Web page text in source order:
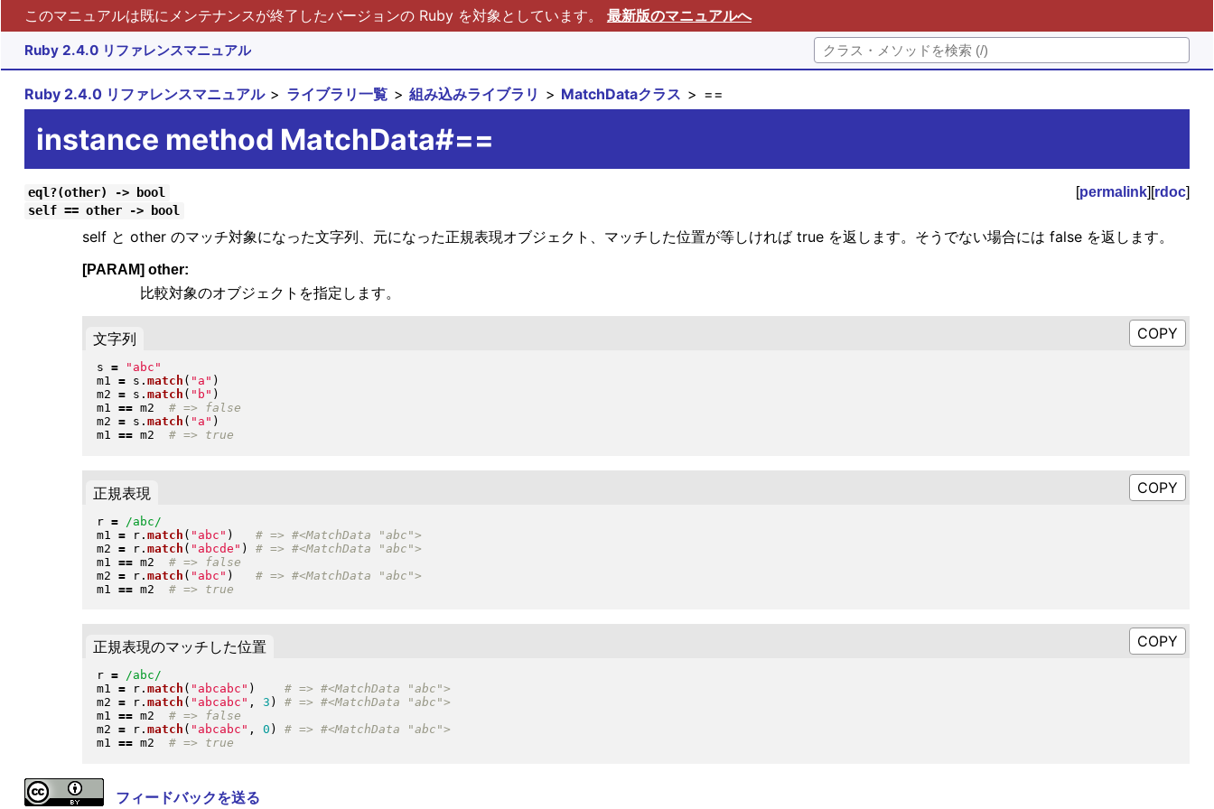
このマニュアルは既にメンテナンスが終了したバージョンの Ruby を対象としています。 最新版のマニュアルへ
Ruby 2.4.0 リファレンスマニュアル
Ruby 2.4.0 リファレンスマニュアル ライブラリ一覧 組み込みライブラリ MatchDataクラス ==
instance method MatchData#==
eql?(other) -> bool [permalink][rdoc]
self == other -> bool
self と other のマッチ対象になった文字列、元になった正規表現オブジェクト、マッチした位置が等しければ true を返します。そうでない場合には false を返します。
[PARAM] other:
比較対象のオブジェクトを指定します。
文字列
s = " abc "
m1 = s . match ( " a " )
m2 = s . match ( " b " )
m1 == m2
m2 = s . match ( " a " )
m1 == m2
正規表現
r =
/abc/
m1 = r. match ( " abc " )
m2 = r. match ( " abcde " )
m1 == m2
m2 = r. match ( " abc " )
m1 == m2
正規表現のマッチした位置
r =
/abc/
m1 = r. match ( " abcabc " )
m2 = r. match ( " abcabc " , 3 )
m1 == m2
m2 = r. match ( " abcabc " , 0 )
m1 == m2
フィードバックを送る